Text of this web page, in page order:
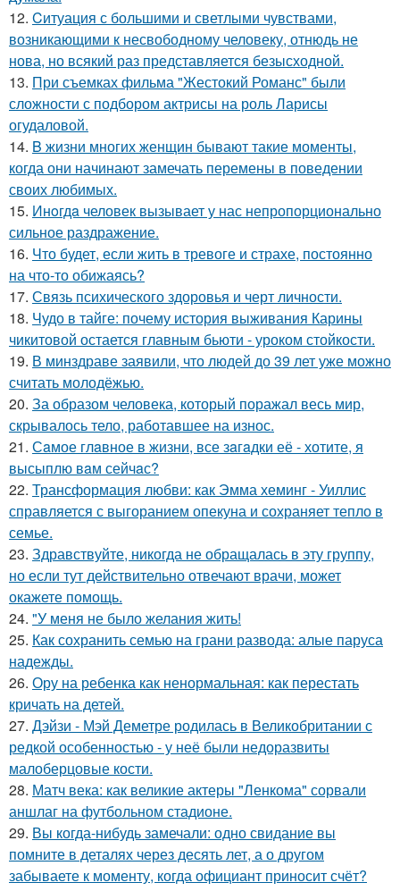
12. Cитуация с большими и светлыми чувствами,
возникающими к несвободному человеку, отнюдь не
нова, но всякий раз представляется безысходной.
13. При съемках фильма "Жестокий Романс" были
сложности с подбором актрисы на роль Ларисы
огудаловой.
14. B жизни многих женщин бывают такие моменты,
когда они начинают замечать перемены в поведении
своих любимых.
15. Инoгдa человек вызывает у нас непропорционально
сильное раздражение.
16. Что будет, если жить в тревоге и страхе, постоянно
на что-то обижаясь?
17. Связь психического здоровья и черт личности.
18. Чудо в тайге: почему история выживания Карины
чикитовой остается главным бьюти - уроком стойкости.
19. В минздраве заявили, что людей до 39 лет уже можно
считать молодёжью.
20. За образом человека, который поражал весь мир,
скрывалось тело, работавшее на износ.
21. Сaмое глaвное в жизни, все зaгaдки её - хотите, я
высыплю вaм сейчaс?
22. Трансформация любви: как Эмма хеминг - Уиллис
справляется с выгоранием опекуна и сохраняет тепло в
семье.
23. Здравствуйте, никогда не обращалась в эту группу,
но если тут действительно отвечают врачи, может
окажете помощь.
24. "У меня не было желания жить!
25. Как сохранить семью на грани развода: алые паруса
надежды.
26. Ору на ребенка как ненормальная: как перестать
кричать на детей.
27. Дэйзи - Мэй Деметре родилась в Великобритании с
редкой особенностью - у неё были недоразвиты
малоберцовые кости.
28. Матч века: как великие актеры "Ленкома" сорвали
аншлаг на футбольном стадионе.
29. Вы когда-нибудь замечали: одно свидание вы
помните в деталях через десять лет, а о другом
забываете к моменту, когда официант приносит счёт?